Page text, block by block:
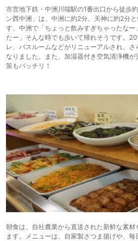
市営地下鉄・中洲川端駅の1番出口から徒歩
ン西中洲」は、中洲に約2分、天神に約2分
す。中洲で「ちょっと飲みすぎちゃったな
たー」そんな時でも歩いて帰れそうです。
レ、バスルームなどがリニューアルされ、
なりました。また、加湿器付き空気清浄機
策もバッチリ！
朝食は、自社農業から直送された新鮮な素
ます。メニューは、自家製さつま揚げや、